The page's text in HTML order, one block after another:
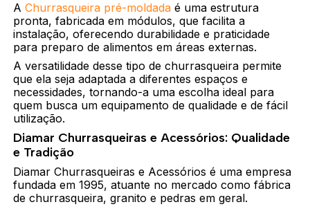
AChurrasqueira pré-moldada é uma estrutura
pronta, fabricada em módulos, que facilita a
instalação, oferecendo durabilidade e praticidade
para preparo de alimentos em áreas externas.
A versatilidade desse tipo de churrasqueira permite
que ela seja adaptada a diferentes espaços e
necessidades, tornando-a uma escolha ideal para
quem busca um equipamento de qualidade e de fácil
utilização.
Diamar Churrasqueiras e Acessórios: Qualidade
e Tradição
Diamar Churrasqueiras e Acessórios é uma empresa
fundada em 1995, atuante no mercado como fábrica
de churrasqueira, granito e pedras em geral.